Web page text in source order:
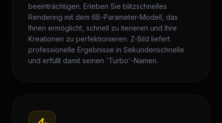
beeinträchtigen. Erleben Sie blitzschnelles
Rendering mit dem 6B-Parameter-Modell, das
Ihnen ermöglicht, schnell zu iterieren und Ihre
Kreationen zu perfektionieren. Z-Bild liefert
professionelle Ergebnisse in Sekundenschnelle
und erfüllt damit seinen 'Turbo'-Namen.